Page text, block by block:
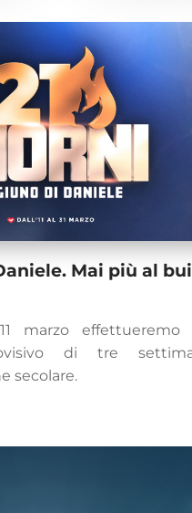
Mai più al
marzo effettueremo
di tre
secolare.